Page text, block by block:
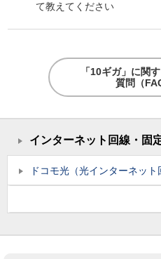
て教えてください
「10ギガ」に関
質問（
インターネット回線・固
ドコモ光（光インターネット